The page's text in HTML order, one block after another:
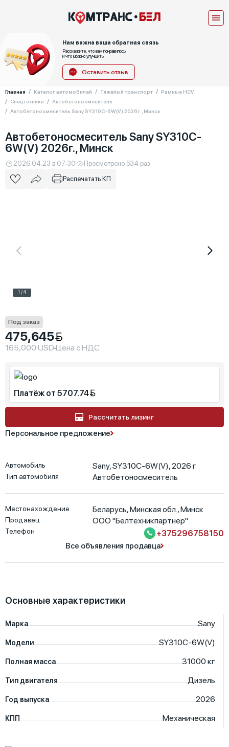
Нам важна ваша обратная связь
Расскажите, что вам понравилось
и что можно улучшить
Оставить отзыв
Главная Каталог автомобилей Тяжёлый транспорт
Рамные HCV
Спецтехника
Автобетоносмеситель
Автобетоносмеситель Sany SY310C-6W(V) 2026г., Минск
Автобетоносмеситель Sany SY310C-
6W(V) 2026г., Минск
2026.04.23 в 07:30
Просмотрено 534 раз
Распечатать КП
1 / 4
Под заказ
475,645
165,000 USD Цена с НДС
Платёж от 5707.74
Рассчитать лизинг
Персональное предложение
Автомобиль Sany, SY310C-6W(V), 2026 г
Тип автомобиля Автобетоносмеситель
Местонахождение Беларусь,Минская обл.,Минск
Продавец ООО "Белтехникпартнер"
Телефон +375296758150
Все объявления продавца
Основные характеристики
Марка Sany
Модели SY310C-6W(V)
Полная масса 31000 кг
Тип двигателя Дизель
Год выпуска 2026
КПП Механическая